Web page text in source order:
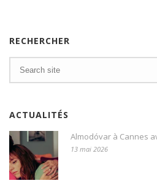
RECHERCHER
ACTUALITÉS
Almodóvar à Cannes
13 mai 2026